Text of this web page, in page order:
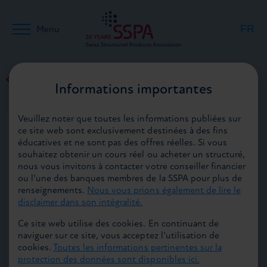
Menu FR
EN
26.06.2017
Valentin Vonder Mühll rejoint le comité de
l’ASPS
Le comité de l’Association Suisse Produits Structurés
ASPS élit Valentin Vonder Mühll, de la banque Julius
Bär, pour succéder à Philipp Rickenbacher au comité de
Informations importantes
Veuillez noter que toutes les informations publiées sur
ce site web sont exclusivement destinées à des fins
éducatives et ne sont pas des offres réelles. Si vous
souhaitez obtenir un cours réel ou acheter un structuré,
nous vous invitons à contacter votre conseiller financier
ou l’une des banques membres de la SSPA pour plus de
renseignements. Nous vous prions également de lire le
disclaimer dans son intégralité.
Ce site web utilise des cookies. En continuant de
naviguer sur ce site, vous acceptez l’utilisation de
cookies.Toutes les informations pertinentes sur la
protection des données sont disponibles ici.